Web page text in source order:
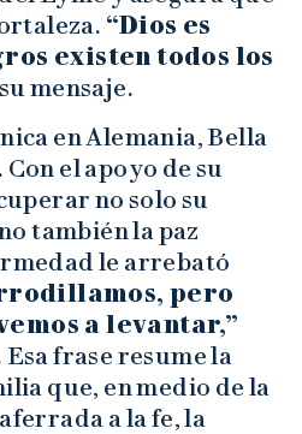
“Dios es
existen todos los
mensaje.
en Alemania, Bella
el apoyo de su
no solo su
también la paz
le arrebató
pero
a levantar,”
frase resume la
que, en medio de la
a la fe, la